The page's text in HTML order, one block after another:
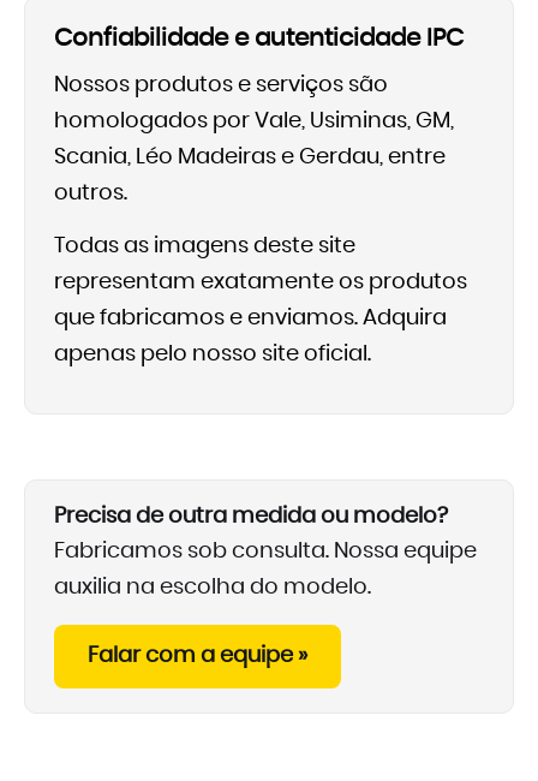
Confiabilidade e autenticidade IPC
Nossos produtos e serviços são
homologados por Vale, Usiminas, GM,
Scania, Léo Madeiras e Gerdau, entre
outros.
Todas as imagens deste site
representam exatamente os produtos
que fabricamos e enviamos. Adquira
apenas pelo nosso site oficial.
Precisa de outra medida ou modelo?
Fabricamos sob consulta. Nossa equipe
auxilia na escolha do modelo.
Falar com a equipe »